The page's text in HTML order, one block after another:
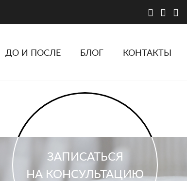
ДО И ПОСЛЕ БЛОГ КОНТАКТЫ
ЗАПИСАТЬСЯ
НА КОНСУЛЬТАЦИЮ